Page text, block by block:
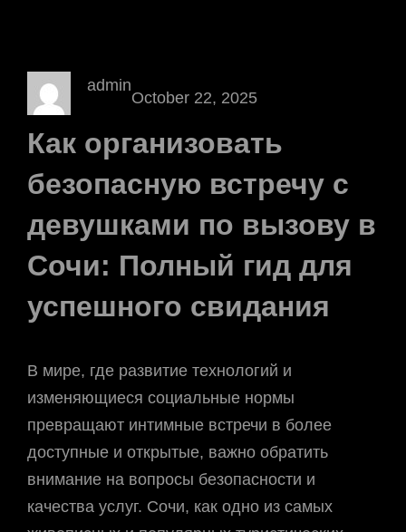
admin
October 22, 2025
Как организовать
безопасную встречу с
девушками по вызову в
Сочи: Полный гид для
успешного свидания
В мире, где развитие технологий и
изменяющиеся социальные нормы
превращают интимные встречи в более
доступные и открытые, важно обратить
внимание на вопросы безопасности и
качества услуг. Сочи, как одно из самых